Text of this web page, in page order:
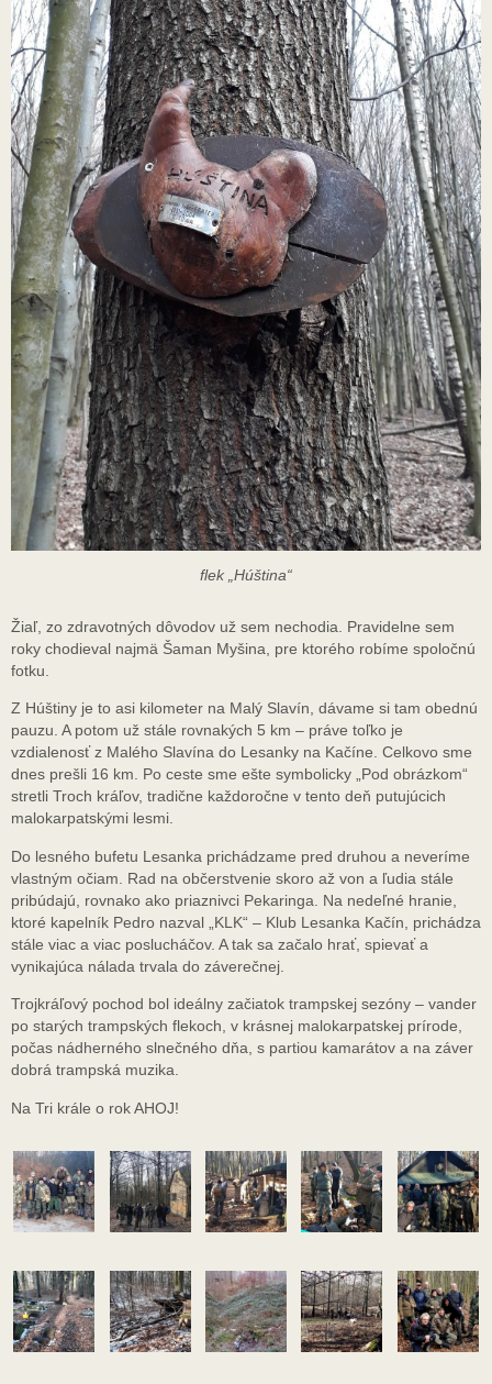
flek „Húština“
Žiaľ, zo zdravotných dôvodov už sem nechodia. Pravidelne sem
roky chodieval najmä Šaman Myšina, pre ktorého robíme spoločnú
fotku.
Z Húštiny je to asi kilometer na Malý Slavín, dávame si tam obednú
pauzu. A potom už stále rovnakých 5 km – práve toľko je
vzdialenosť z Malého Slavína do Lesanky na Kačíne. Celkovo sme
dnes prešli 16 km. Po ceste sme ešte symbolicky „Pod obrázkom“
stretli Troch kráľov, tradične každoročne v tento deň putujúcich
malokarpatskými lesmi.
Do lesného bufetu Lesanka prichádzame pred druhou a neveríme
vlastným očiam. Rad na občerstvenie skoro až von a ľudia stále
pribúdajú, rovnako ako priaznivci Pekaringa. Na nedeľné hranie,
ktoré kapelník Pedro nazval „KLK“ – Klub Lesanka Kačín, prichádza
stále viac a viac poslucháčov. A tak sa začalo hrať, spievať a
vynikajúca nálada trvala do záverečnej.
Trojkráľový pochod bol ideálny začiatok trampskej sezóny – vander
po starých trampských flekoch, v krásnej malokarpatskej prírode,
počas nádherného slnečného dňa, s partiou kamarátov a na záver
dobrá trampská muzika.
Na Tri krále o rok AHOJ!